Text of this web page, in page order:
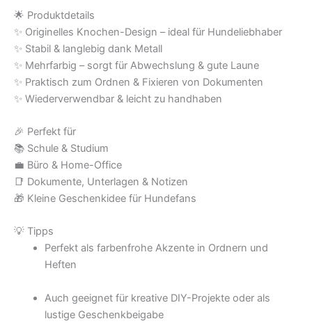
🌟 Produktdetails
✨ Originelles Knochen-Design – ideal für Hundeliebhaber
✨ Stabil & langlebig dank Metall
✨ Mehrfarbig – sorgt für Abwechslung & gute Laune
✨ Praktisch zum Ordnen & Fixieren von Dokumenten
✨ Wiederverwendbar & leicht zu handhaben
🎉 Perfekt für
📚 Schule & Studium
💼 Büro & Home-Office
📑 Dokumente, Unterlagen & Notizen
🎁 Kleine Geschenkidee für Hundefans
💡 Tipps
Perfekt als farbenfrohe Akzente in Ordnern und
Heften
Auch geeignet für kreative DIY-Projekte oder als
lustige Geschenkbeigabe